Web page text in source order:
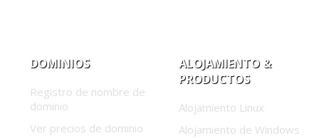
DOMINIOS
Registro de nombre de
dominio
Ver precios de dominio
ALOJAMIENTO &
PRODUCTOS
Alojamiento Linux
Alojamiento de Windows